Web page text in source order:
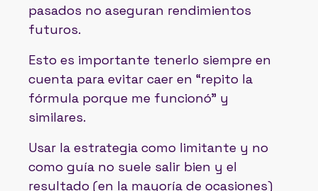
pasados no aseguran rendimientos
futuros.
Esto es importante tenerlo siempre en
cuenta para evitar caer en “repito la
fórmula porque me funcionó" y
similares.
Usar la estrategia como limitante y no
como guía no suele salir bien y el
resultado (en la mayoría de ocasiones)